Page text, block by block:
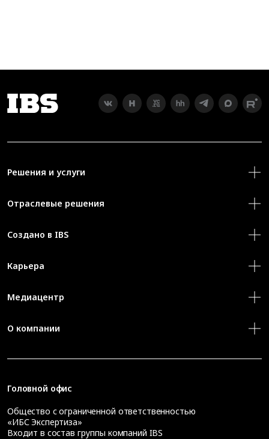
Решения и услуги
Отраслевые решения
Создано в IBS
Карьера
Медиацентр
О компании
Головной офис
Общество с ограниченной ответственностью
«ИБС Экспертиза»
Входит в состав группы компаний IBS